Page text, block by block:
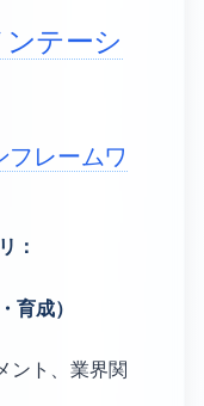
テーシ
フレームワ
：
育成）
ント、業界関